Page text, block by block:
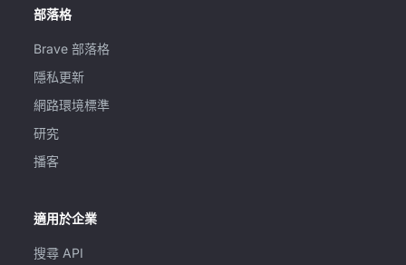
部落格
Brave 部落格
隱私更新
網路環境標準
研究
播客
適用於企業
搜尋 API